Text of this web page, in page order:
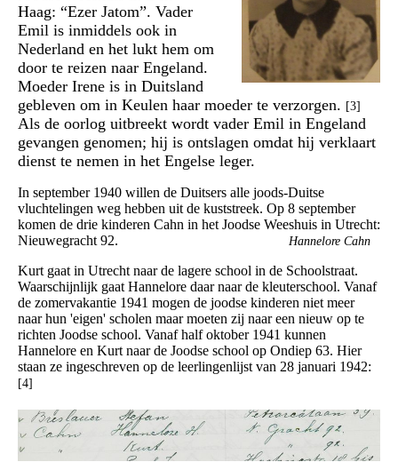
Haag: “Ezer Jatom”. Vader
Emil is inmiddels ook in
Nederland en het lukt hem om
door te reizen naar Engeland.
Moeder Irene is in Duitsland
gebleven om in Keulen haar moeder te verzorgen. [3]
Als de oorlog uitbreekt wordt vader Emil in Engeland
gevangen genomen; hij is ontslagen omdat hij verklaart
dienst te nemen in het Engelse leger.
In september 1940 willen de Duitsers alle joods-Duitse
vluchtelingen weg hebben uit de kuststreek. Op 8 september
komen de drie kinderen Cahn in het Joodse Weeshuis in Utrecht:
Nieuwegracht 92. Hannelore Cahn
Kurt gaat in Utrecht naar de lagere school in de Schoolstraat.
Waarschijnlijk gaat Hannelore daar naar de kleuterschool. Vanaf
de zomervakantie 1941 mogen de joodse kinderen niet meer
naar hun 'eigen' scholen maar moeten zij naar een nieuw op te
richten Joodse school. Vanaf half oktober 1941 kunnen
Hannelore en Kurt naar de Joodse school op Ondiep 63. Hier
staan ze ingeschreven op de leerlingenlijst van 28 januari 1942:
[4]